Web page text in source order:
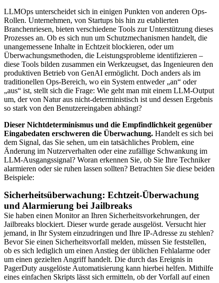
LLMOps unterscheidet sich in einigen Punkten von anderen Ops-
Rollen. Unternehmen, von Startups bis hin zu etablierten
Branchenriesen, bieten verschiedene Tools zur Unterstützung dieses
Prozesses an. Ob es sich nun um Schutzmechanismen handelt, die
unangemessene Inhalte in Echtzeit blockieren, oder um
Überwachungsmethoden, die Leistungsprobleme identifizieren –
diese Tools bilden zusammen ein Werkzeugset, das Ingenieuren den
produktiven Betrieb von GenAI ermöglicht. Doch anders als im
traditionellen Ops-Bereich, wo ein System entweder „an“ oder
„aus“ ist, stellt sich die Frage: Wie geht man mit einem LLM-Output
um, der von Natur aus nicht-deterministisch ist und dessen Ergebnis
so stark von den Benutzereingaben abhängt?
Dieser Nichtdeterminismus und die Empfindlichkeit gegenüber
Eingabedaten erschweren die Überwachung. Handelt es sich bei
dem Signal, das Sie sehen, um ein tatsächliches Problem, eine
Änderung im Nutzerverhalten oder eine zufällige Schwankung im
LLM-Ausgangssignal? Woran erkennen Sie, ob Sie Ihre Techniker
alarmieren oder sie ruhen lassen sollten? Betrachten Sie diese beiden
Beispiele:
Sicherheitsüberwachung: Echtzeit-Überwachung
und Alarmierung bei Jailbreaks
Sie haben einen Monitor an Ihren Sicherheitsvorkehrungen, der
Jailbreaks blockiert. Dieser wurde gerade ausgelöst. Versucht hier
jemand, in Ihr System einzudringen und Ihre IP-Adresse zu stehlen?
Bevor Sie einen Sicherheitsvorfall melden, müssen Sie feststellen,
ob es sich lediglich um einen Anstieg der üblichen Fehlalarme oder
um einen gezielten Angriff handelt. Die durch das Ereignis in
PagerDuty ausgelöste Automatisierung kann hierbei helfen. Mithilfe
eines einfachen Skripts lässt sich ermitteln, ob der Vorfall auf einen